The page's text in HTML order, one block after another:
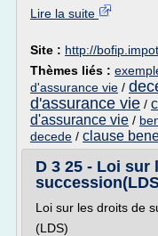
Lire la suite
Site : http://
Thèmes liés :
d'assurance vie /
d'assurance vie /
d'assurance vie /
decede / clause
D 3 25 - Loi sur
Loi sur les droits de
(LDS)